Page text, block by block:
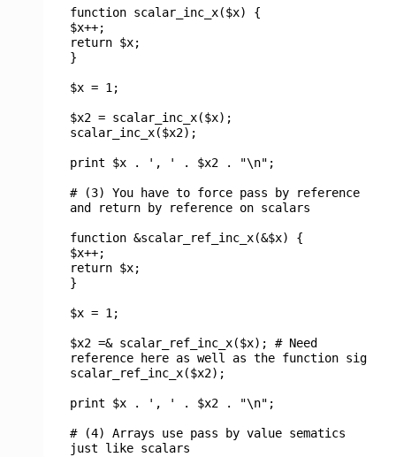
function scalar_inc_x($x) {
$x++;
return $x;
}
$x = 1 ;
$x2 = scalar_inc_x($x);
scalar_inc_x($x2);
print $x . ', ' . $x2 . "\n" ;
# (3) You have to force pass by reference
and return by reference on scalars
function &scalar_ref_inc_x(&$x) {
$x++;
return $x;
}
$x = 1 ;
$x2 =& scalar_ref_inc_x($x); # Need
reference here as well as the function sig
scalar_ref_inc_x($x2);
print $x . ', ' . $x2 . "\n" ;
# (4) Arrays use pass by value sematics
just like scalars